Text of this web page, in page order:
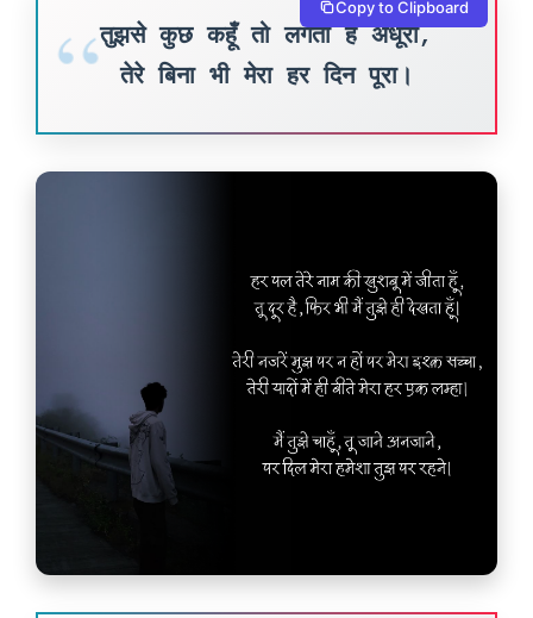
तुझसे कुछ कहूँ तो लगता है अधूरा,
तेरे बिना भी मेरा हर दिन पूरा।
Copy to Clipboard